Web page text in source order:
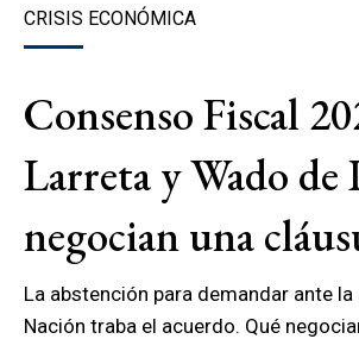
CRISIS ECONÓMICA
Consenso Fiscal
Larreta y Wado de
negocian una
La abstención para demandar ante
Nación traba el acuerdo. Qué